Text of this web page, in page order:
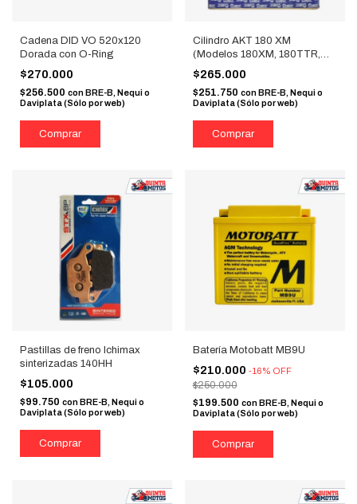
Cadena DID VO 520x120
Dorada con O-Ring
$270.000
$256.500 con BRE-B, Nequi o
Daviplata (Sólo por web)
Cilindro AKT 180 XM
(Modelos 180XM, 180TTR,
180TTX, CR5)
$265.000
$251.750 con BRE-B, Nequi o
Daviplata (Sólo por web)
Pastillas de freno Ichimax
sinterizadas 140HH
$105.000
$99.750 conBRE-B, Nequi o
Daviplata (Sólo por web)
Batería Motobatt MB9U
$210.000 -16% OFF
$250.000
$199.500 con BRE-B, Nequi o
Daviplata (Sólo por web)